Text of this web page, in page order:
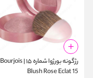
رژگونه بورژوا شماره ۱۵ | Bourjois
Blush Rose Eclat 15